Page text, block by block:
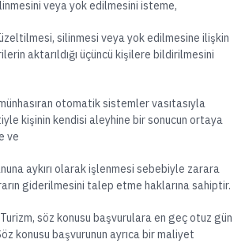
veya yok edilmesini isteme,
silinmesi veya yok edilmesine ilişkin
aktarıldığı üçüncü kişilere bildirilmesini
otomatik sistemler vasıtasıyla
kişinin kendisi aleyhine bir sonucun ortaya
ve
aykırı olarak işlenmesi sebebiyle zarara
giderilmesini talep etme haklarına sahiptir.
söz konusu başvurulara en geç otuz gün
konusu başvurunun ayrıca bir maliyet